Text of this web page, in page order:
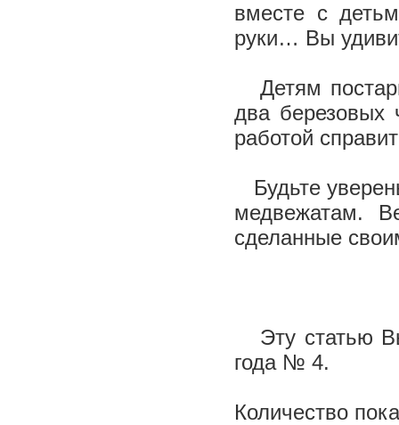
вместе с
руки… Вы
Детям
два березовых
работой
Будьте
медвежатам.
сделанные
Эту статью
года № 4.
Количество